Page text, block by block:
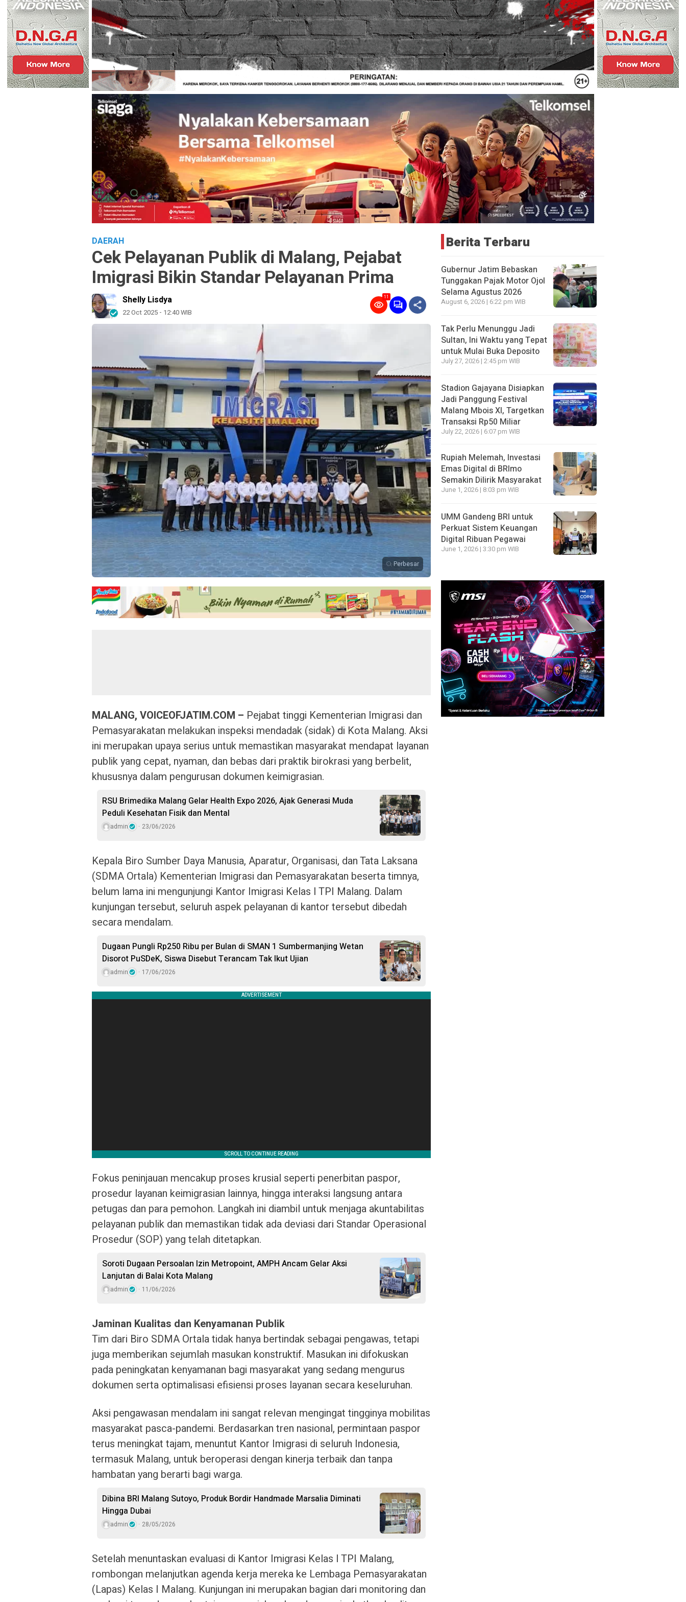
DAERAH
Cek Pelayanan Publik di Malang, Pejabat
Imigrasi Bikin Standar Pelayanan Prima
Shelly Lisdya
22 Oct 2025 - 12:40 WIB
11
Perbesar
MALANG, VOICEOFJATIM.COM – Pejabat tinggi Kementerian Imigrasi dan
Pemasyarakatan melakukan inspeksi mendadak (sidak) di Kota Malang. Aksi
ini merupakan upaya serius untuk memastikan masyarakat mendapat layanan
publik yang cepat, nyaman, dan bebas dari praktik birokrasi yang berbelit,
khususnya dalam pengurusan dokumen keimigrasian.
RSU Brimedika Malang Gelar Health Expo 2026, Ajak Generasi Muda
Peduli Kesehatan Fisik dan Mental
admin 23/06/2026
Kepala Biro Sumber Daya Manusia, Aparatur, Organisasi, dan Tata Laksana
(SDMA Ortala) Kementerian Imigrasi dan Pemasyarakatan beserta timnya,
belum lama ini mengunjungi Kantor Imigrasi Kelas I TPI Malang. Dalam
kunjungan tersebut, seluruh aspek pelayanan di kantor tersebut dibedah
secara mendalam.
Dugaan Pungli Rp250 Ribu per Bulan di SMAN 1 Sumbermanjing Wetan
Disorot PuSDeK, Siswa Disebut Terancam Tak Ikut Ujian
admin 17/06/2026
Fokus peninjauan mencakup proses krusial seperti penerbitan paspor,
prosedur layanan keimigrasian lainnya, hingga interaksi langsung antara
petugas dan para pemohon. Langkah ini diambil untuk menjaga akuntabilitas
pelayanan publik dan memastikan tidak ada deviasi dari Standar Operasional
Prosedur (SOP) yang telah ditetapkan.
Soroti Dugaan Persoalan Izin Metropoint, AMPH Ancam Gelar Aksi
Lanjutan di Balai Kota Malang
admin 11/06/2026
Jaminan Kualitas dan Kenyamanan Publik
Tim dari Biro SDMA Ortala tidak hanya bertindak sebagai pengawas, tetapi
juga memberikan sejumlah masukan konstruktif. Masukan ini difokuskan
pada peningkatan kenyamanan bagi masyarakat yang sedang mengurus
dokumen serta optimalisasi efisiensi proses layanan secara keseluruhan.
Aksi pengawasan mendalam ini sangat relevan mengingat tingginya mobilitas
masyarakat pasca-pandemi. Berdasarkan tren nasional, permintaan paspor
terus meningkat tajam, menuntut Kantor Imigrasi di seluruh Indonesia,
termasuk Malang, untuk beroperasi dengan kinerja terbaik dan tanpa
hambatan yang berarti bagi warga.
Dibina BRI Malang Sutoyo, Produk Bordir Handmade Marsalia Diminati
Hingga Dubai
admin 28/05/2026
Setelah menuntaskan evaluasi di Kantor Imigrasi Kelas I TPI Malang,
rombongan melanjutkan agenda kerja mereka ke Lembaga Pemasyarakatan
(Lapas) Kelas I Malang. Kunjungan ini merupakan bagian dari monitoring dan
Berita Terbaru
Gubernur Jatim Bebaskan
Tunggakan Pajak Motor Ojol
Selama Agustus 2026
August 6, 2026 | 6:22 pm WIB
Tak Perlu Menunggu Jadi
Sultan, Ini Waktu yang Tepat
untuk Mulai Buka Deposito
July 27, 2026 | 2:45 pm WIB
Stadion Gajayana Disiapkan
Jadi Panggung Festival
Malang Mbois XI, Targetkan
Transaksi Rp50 Miliar
July 22, 2026 | 6:07 pm WIB
Rupiah Melemah, Investasi
Emas Digital di BRImo
Semakin Dilirik Masyarakat
June 1, 2026 | 8:03 pm WIB
UMM Gandeng BRI untuk
Perkuat Sistem Keuangan
Digital Ribuan Pegawai
June 1, 2026 | 3:30 pm WIB